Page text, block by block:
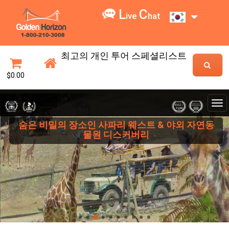
Live Chat
$0.00
최고의 개인 투어 스페셜리스트
숨은 비밀의 장소인 사파리 웨스트 & 야외 자연동
물원 디스커버리